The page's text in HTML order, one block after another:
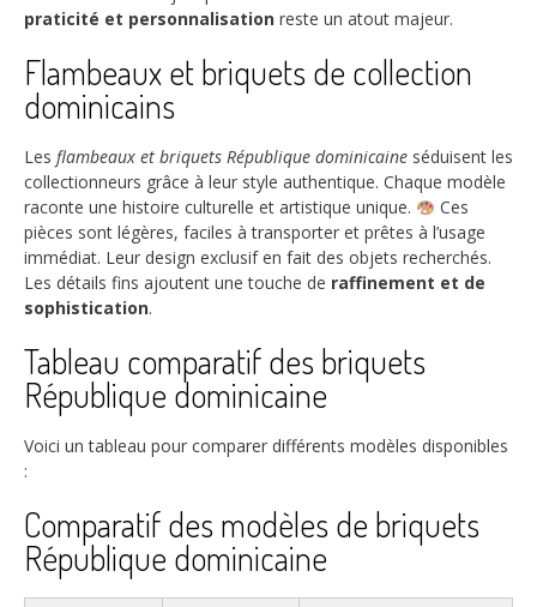
praticité et personnalisation reste un atout majeur.
Flambeaux et briquets de collection
dominicains
Les flambeaux et briquets République dominicaine séduisent les
collectionneurs grâce à leur style authentique. Chaque modèle
raconte une histoire culturelle et artistique unique.
Ces
pièces sont légères, faciles à transporter et prêtes à l’usage
immédiat. Leur design exclusif en fait des objets recherchés.
Les détails fins ajoutent une touche de raffinement et de
sophistication.
Tableau comparatif des briquets
République dominicaine
Voici un tableau pour comparer différents modèles disponibles
:
Comparatif des modèles de briquets
République dominicaine